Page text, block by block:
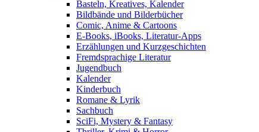
Basteln, Kreatives, Kalender
Bildbände und Bilderbücher
Comic, Anime & Cartoons
E-Books, iBooks, Literatur-Apps
Erzählungen und Kurzgeschichten
Fremdsprachige Literatur
Jugendbuch
Kalender
Kinderbuch
Romane & Lyrik
Sachbuch
SciFi, Mystery & Fantasy